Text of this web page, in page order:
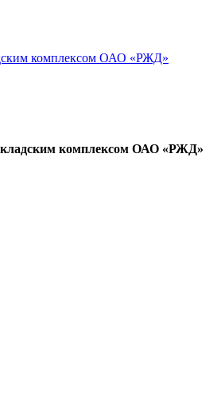
комплексом ОАО «РЖД»
комплексом ОАО «РЖД»